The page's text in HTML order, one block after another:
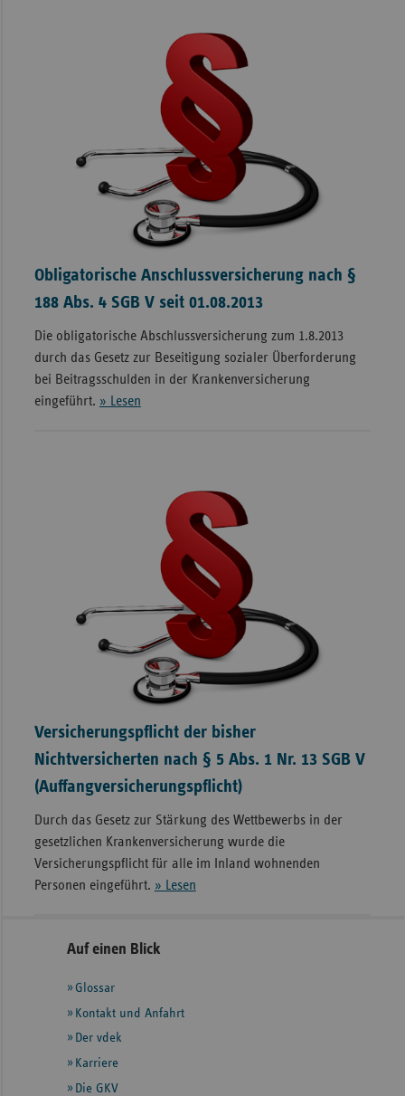
Obligatorische Anschlussversicherung nach §
188 Abs. 4 SGB V seit 01.08.2013
Die obligatorische Abschlussversicherung zum 1.8.2013
durch das Gesetz zur Beseitigung sozialer Überforderung
bei Beitragsschulden in der Krankenversicherung
eingeführt. » Lesen
Versicherungspflicht der bisher
Nichtversicherten nach § 5 Abs. 1 Nr. 13 SGB V
(Auffangversicherungspflicht)
Durch das Gesetz zur Stärkung des Wettbewerbs in der
gesetzlichen Krankenversicherung wurde die
Versicherungspflicht für alle im Inland wohnenden
Personen eingeführt. » Lesen
Seitennavigation
Seitenleiste
weiteren
Informationen
Auf einen Blick
Glossar
Kontakt und Anfahrt
Der vdek
Karriere
Die GKV